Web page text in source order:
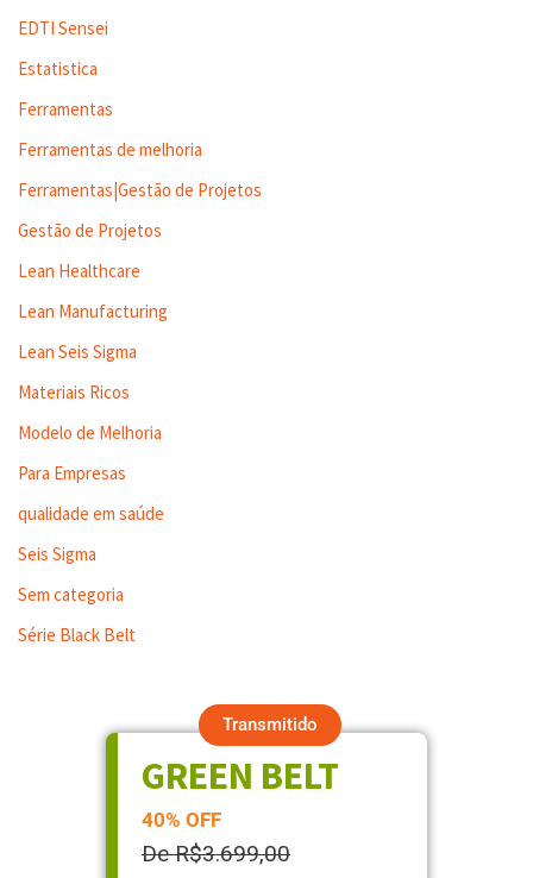
EDTI Sensei
Estatistica
Ferramentas
Ferramentas de melhoria
Ferramentas|Gestão de Projetos
Gestão de Projetos
Lean Healthcare
Lean Manufacturing
Lean Seis Sigma
Materiais Ricos
Modelo de Melhoria
Para Empresas
qualidade em saúde
Seis Sigma
Sem categoria
Série Black Belt
Transmitido
GREEN BELT
40% OFF
De R$3.699,00